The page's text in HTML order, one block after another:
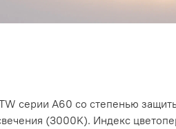
серии A60 со степенью
(3000K). Индекс